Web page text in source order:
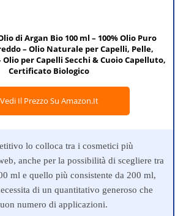
di Argan Bio 100 ml – 100% Olio Puro
– Olio Naturale per Capelli, Pelle,
Olio per Capelli Secchi & Cuoio Capelluto,
Certificato Biologico
Vedi Il Prezzo Su Amazon.it
lo colloca tra i cosmetici più
anche per la possibilità di scegliere tra
ml e quello più consistente da 200 ml,
di un quantitativo generoso che
numero di applicazioni.